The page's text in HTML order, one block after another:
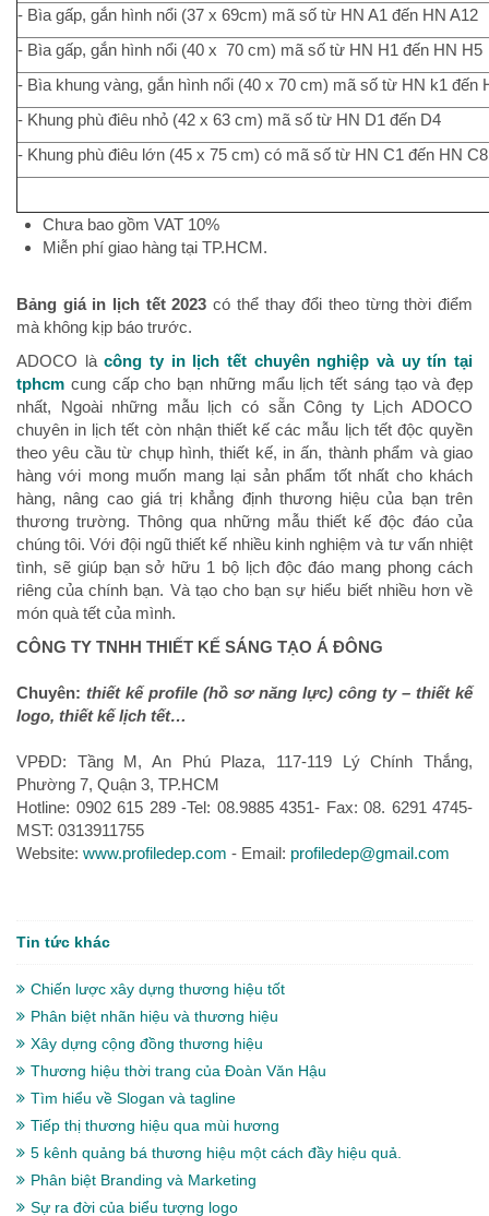
- Bìa gấp, gắn hình nổi (37 x 69cm) mã số từ HN A1 đến HN A12
- Bìa gấp, gắn hình nổi (40 x 70 cm) mã số từ HN H1 đến HN H5
- Bìa khung vàng, gắn hình nổi (40 x 70 cm) mã số từ HN k1 đến
- Khung phù điêu nhỏ (42 x 63 cm) mã số từ HN D1 đến D4
- Khung phù điêu lớn (45 x 75 cm) có mã số từ HN C1 đến HN C8
Chưa bao gồm VAT 10%
Miễn phí giao hàng tại TP.HCM.
Bảng giá in lịch tết 2023có thể thay đổi theo từng thời điểm
mà không kịp báo trước.
ADOCO làcông ty in lịch tết chuyên nghiệp và uy tín tại
tphcm cung cấp cho bạn những mẩu lịch tết sáng tạo và đẹp
nhất, Ngoài những mẫu lịch có sẵn Công ty Lịch ADOCO
chuyên in lịch tết còn nhận thiết kế các mẫu lịch tết độc quyền
theo yêu cầu từ chụp hình, thiết kế, in ấn, thành phẩm và giao
hàng với mong muốn mang lại sản phẩm tốt nhất cho khách
hàng, nâng cao giá trị khẳng định thương hiệu của bạn trên
thương trường. Thông qua những mẫu thiết kế độc đáo của
chúng tôi. Với đội ngũ thiết kế nhiều kinh nghiệm và tư vấn nhiệt
tình, sẽ giúp bạn sở hữu 1 bộ lịch độc đáo mang phong cách
riêng của chính bạn. Và tạo cho bạn sự hiểu biết nhiều hơn về
món quà tết của mình.
CÔNG TY TNHH THIẾT KẾ SÁNG TẠO Á ĐÔNG
Chuyên: thiết kế profile (hồ sơ năng lực) công ty – thiết kế
logo, thiết kế lịch tết…
VPĐD: Tầng M, An Phú Plaza, 117-119 Lý Chính Thắng,
Phường 7, Quận 3, TP.HCM
Hotline: 0902 615 289 -Tel: 08.9885 4351- Fax: 08. 6291 4745-
MST: 0313911755
Website: www.profiledep.com - Email: profiledep@gmail.com
Tin tức khác
Chiến lược xây dựng thương hiệu tốt
Phân biệt nhãn hiệu và thương hiệu
Xây dựng cộng đồng thương hiệu
Thương hiệu thời trang của Đoàn Văn Hậu
Tìm hiểu về Slogan và tagline
Tiếp thị thương hiệu qua mùi hương
5 kênh quảng bá thương hiệu một cách đầy hiệu quả.
Phân biệt Branding và Marketing
Sự ra đời của biểu tượng logo